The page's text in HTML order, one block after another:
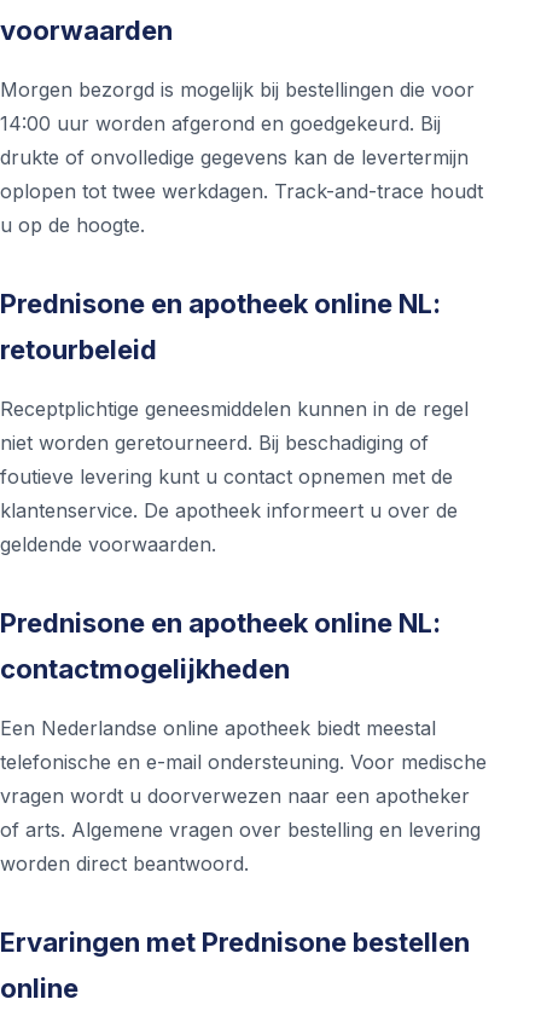
voorwaarden
Morgen bezorgd is mogelijk bij bestellingen die voor
14:00 uur worden afgerond en goedgekeurd. Bij
drukte of onvolledige gegevens kan de levertermijn
oplopen tot twee werkdagen. Track-and-trace houdt
u op de hoogte.
Prednisone en apotheek online NL:
retourbeleid
Receptplichtige geneesmiddelen kunnen in de regel
niet worden geretourneerd. Bij beschadiging of
foutieve levering kunt u contact opnemen met de
klantenservice. De apotheek informeert u over de
geldende voorwaarden.
Prednisone en apotheek online NL:
contactmogelijkheden
Een Nederlandse online apotheek biedt meestal
telefonische en e-mail ondersteuning. Voor medische
vragen wordt u doorverwezen naar een apotheker
of arts. Algemene vragen over bestelling en levering
worden direct beantwoord.
Ervaringen met Prednisone bestellen
online